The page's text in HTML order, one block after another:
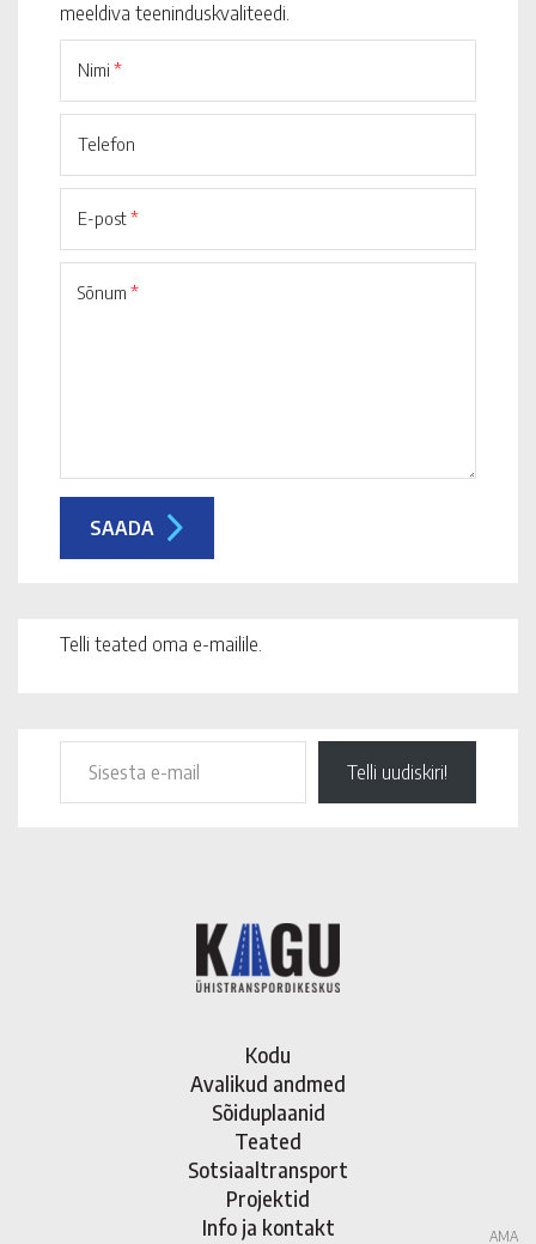
meeldiva teeninduskvaliteedi.
Nimi *
Telefon
E-post*
Sõnum *
Telli teated oma e-mailile.
Telli uudiskiri!
Kodu
Avalikud andmed
Sõiduplaanid
Teated
Sotsiaaltransport
Projektid
Info ja kontakt
AMA